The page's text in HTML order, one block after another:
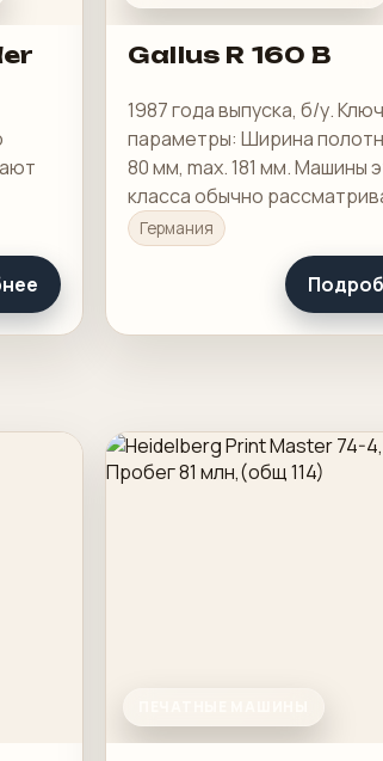
Gallus R 160 B
1987 года выпуска, б/у.
параметры: Ширина
80 мм, max. 181 мм. Машины
класса обычно
под стабильную печать,
понятную приладку и
загрузку в смене.
Германия